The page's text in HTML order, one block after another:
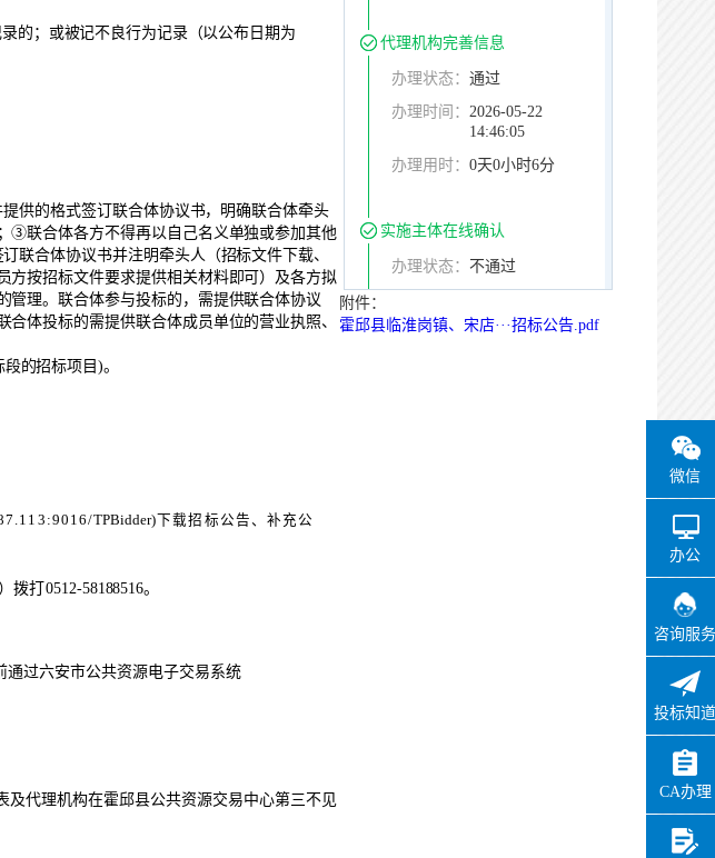
微信
办公
咨询服务
投标知道
CA办理
的；或被记不良行为记录（以公布日期为
供的格式签订联合体协议书，明确联合体牵头
③联合体各方不得再以自己名义单独或参加其他
联合体协议书并注明牵头人（招标文件下载、
方按招标文件要求提供相关材料即可）及各方拟
管理。联合体参与投标的，需提供联合体协议
体投标的需提供联合体成员单位的营业执照、
段的招标项目)。
016/TPBidder)下载招标公告、补充公
拨打0512-58188516。
通过六安市公共资源电子交易系统
及代理机构在霍邱县公共资源交易中心第三不见
代理机构完善信息
办理状态： 通过
办理时间： 2026-05-22
14:46:05
办理用时： 0天0小时6分
实施主体在线确认
办理状态： 不通过
14:52:25
附件：
霍邱县临淮岗镇、宋店···招标公告.pdf